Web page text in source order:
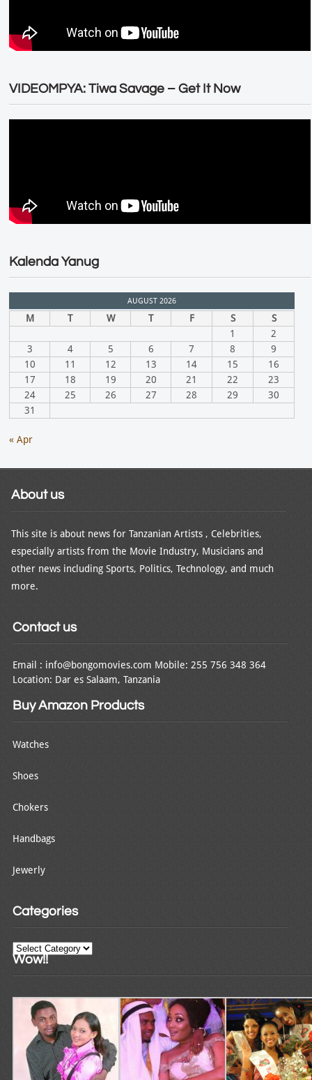
VIDEOMPYA: Tiwa Savage – Get It Now
Kalenda Yanug
AUGUST 2026
M T W T F S
S
1
2
3
4 5 6 7 8
9
10
11 12 13 14 15
16
17
18 19 20 21 22
23
24
25 26 27 28 29
30
31
« Apr
About us
This site is about news for Tanzanian Artists , Celebrities,
especially artists from the Movie Industry, Musicians and
other news including Sports, Politics, Technology, and much
more.
Contact us
Email : info@bongomovies.com Mobile: 255 756 348 364
Location: Dar es Salaam, Tanzania
Buy Amazon Products
Watches
Shoes
Chokers
Handbags
Jewerly
Categories
Categories
Wow!!